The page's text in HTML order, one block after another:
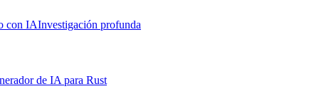
con IAInvestigación profunda
de IA para Rust